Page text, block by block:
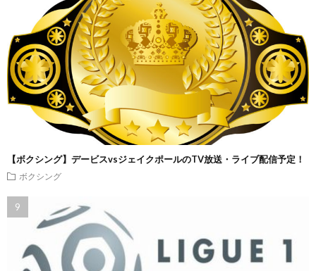
【ボクシング】デービスvsジェイクポールのTV放送・ライブ配信予定！
ボクシング